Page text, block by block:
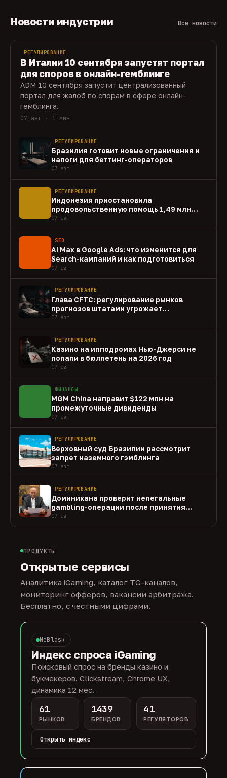
Новости индустрии Все новости
РЕГУЛИРОВАНИЕ
В Италии 10 сентября запустят портал
для споров в онлайн-гемблинге
ADM 10 сентября запустит централизованный
портал для жалоб по спорам в сфере онлайн-
гемблинга.
07 авг · 1 мин
РЕГУЛИРОВАНИЕ
Бразилия готовит новые ограничения и
налоги для беттинг-операторов
07 авг
РЕГУЛИРОВАНИЕ
Индонезия приостановила
продовольственную помощь 1,49 млн
домохозяйств
07 авг
SEO
AI Max в Google Ads: что изменится для
Search-кампаний и как подготовиться
07 авг
РЕГУЛИРОВАНИЕ
Глава CFTC: регулирование рынков
прогнозов штатами угрожает
федеральному рынку
07 авг
РЕГУЛИРОВАНИЕ
Казино на ипподромах Нью-Джерси не
попали в бюллетень на 2026 год
07 авг
ФИНАНСЫ
MGM China направит $122 млн на
промежуточные дивиденды
07 авг
РЕГУЛИРОВАНИЕ
Верховный суд Бразилии рассмотрит
запрет наземного гэмблинга
07 авг
РЕГУЛИРОВАНИЕ
Доминикана проверит нелегальные
gambling-операции после принятия
закона
07 авг
ПРОДУКТЫ
Открытые сервисы
Аналитика iGaming, каталог TG-каналов,
мониторинг офферов, вакансии арбитража.
Бесплатно, с честными цифрами.
NeBlask
Индекс спроса iGaming
Поисковый спрос на бренды казино и
букмекеров. Clickstream, Chrome UX,
динамика 12 мес.
61
РЫНКОВ
1439
БРЕНДОВ
41
РЕГУЛЯТОРОВ
Открыть индекс